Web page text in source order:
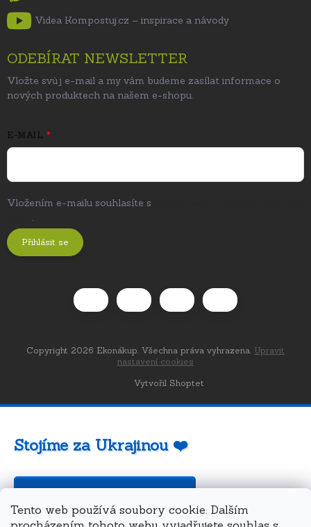
Tento web používá soubory cookie. Dalším
Videa Kompostuj.cz – inspirace a návody
ODEBÍRAT NEWSLETTER
Vložte svůj e-mail a my vám budeme zasílat informace o
nových produktech na našem e-shopu.
E-MAIL
Vložením e-mailu souhlasíte s
.
Přihlásit se
Vytvořil Shoptet
Copyright 2026 Ekonákup. Všechna práva vyhrazena. Upravit
nastavení cookies
Stojíme za Ukrajinou ❤️